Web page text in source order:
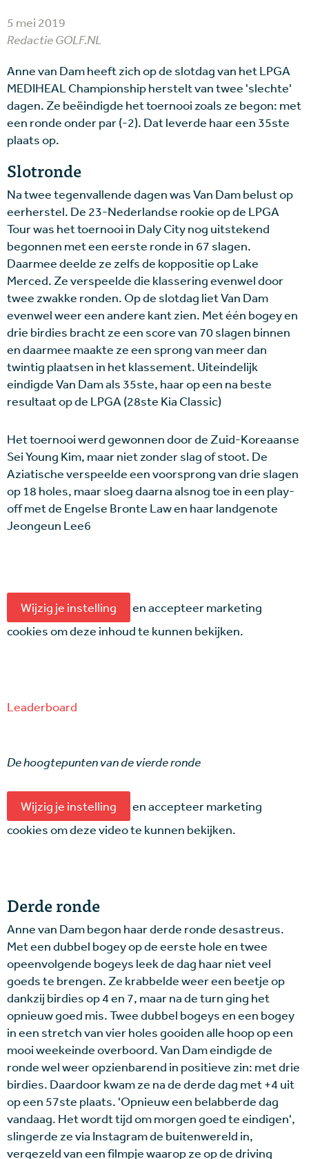
5 mei 2019
Redactie GOLF.NL
Anne van Dam heeft zich op de slotdag van het LPGA
MEDIHEAL Championship herstelt van twee 'slechte'
dagen. Ze beëindigde het toernooi zoals ze begon: met
een ronde onder par (-2). Dat leverde haar een 35ste
plaats op.
Slotronde
Na twee tegenvallende dagen was Van Dam belust op
eerherstel. De 23-Nederlandse rookie op de LPGA
Tour was het toernooi in Daly City nog uitstekend
begonnen met een eerste ronde in 67 slagen.
Daarmee deelde ze zelfs de koppositie op Lake
Merced. Ze verspeelde die klassering evenwel door
twee zwakke ronden. Op de slotdag liet Van Dam
evenwel weer een andere kant zien. Met één bogey en
drie birdies bracht ze een score van 70 slagen binnen
en daarmee maakte ze een sprong van meer dan
twintig plaatsen in het klassement. Uiteindelijk
eindigde Van Dam als 35ste, haar op een na beste
resultaat op de LPGA (28ste Kia Classic)
Het toernooi werd gewonnen door de Zuid-Koreaanse
Sei Young Kim, maar niet zonder slag of stoot. De
Aziatische verspeelde een voorsprong van drie slagen
op 18 holes, maar sloeg daarna alsnog toe in een play-
off met de Engelse Bronte Law en haar landgenote
Jeongeun Lee6
Wijzig je instelling
en accepteer marketing
cookies om deze inhoud te kunnen bekijken.
Leaderboard
De hoogtepunten van de vierde ronde
Wijzig je instelling
en accepteer marketing
cookies om deze video te kunnen bekijken.
Derde ronde
Anne van Dam begon haar derde ronde desastreus.
Met een dubbel bogey op de eerste hole en twee
opeenvolgende bogeys leek de dag haar niet veel
goeds te brengen. Ze krabbelde weer een beetje op
dankzij birdies op 4 en 7, maar na de turn ging het
opnieuw goed mis. Twee dubbel bogeys en een bogey
in een stretch van vier holes gooiden alle hoop op een
mooi weekeinde overboord. Van Dam eindigde de
ronde wel weer opzienbarend in positieve zin: met drie
birdies. Daardoor kwam ze na de derde dag met +4 uit
op een 57ste plaats. 'Opnieuw een belabberde dag
vandaag. Het wordt tijd om morgen goed te eindigen',
slingerde ze via Instagram de buitenwereld in,
vergezeld van een filmpje waarop ze op de driving